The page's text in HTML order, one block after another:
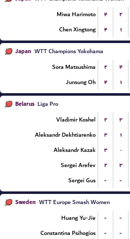
Miwa Harimoto
۴ ۲
Chen Xingtong
۴ ۱
Japan WTT Champions Yokohama
Sora Matsushima
۲ ۴
Junsung Oh
۴ ۱
Belarus Liga Pro
Vladimir Koshel
۲ ۳
Aleksandr Dekhtiarenko
۳ ۱
Aleksandr Kazak
۳ ۰
Sergei Arefev
۲ ۳
Sergei Gus
- -
Sweden WTT Europe Smash Women
Huang Yu-Jie
- -
Constantina Psihogios
- -